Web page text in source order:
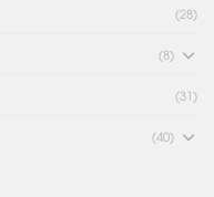
(28)
(8)
(31)
(40)